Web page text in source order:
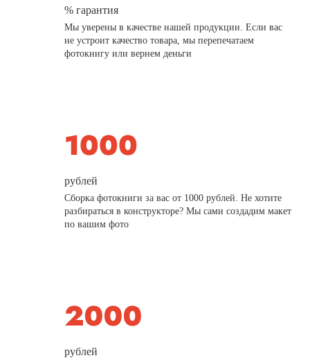
% гарантия
Мы уверены в качестве нашей продукции. Если вас
не устроит качество товара, мы перепечатаем
фотокнигу или вернем деньги
рублей
Сборка фотокниги за вас от 1000 рублей. Не хотите
разбираться в конструкторе? Мы сами создадим макет
по вашим фото
рублей